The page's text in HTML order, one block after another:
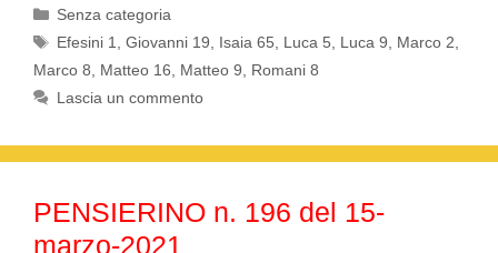
c
e
b
o
o
k
tt
er
ail at
s
p
p
e
gr
m
di
di
Categorie
Senza categoria
Tag
Efesini 1 ,Giovanni 19 Isaia 65 Luca 5 Luca 9 Marco 2
Marco 8
Matteo 16 Matteo 9
Romani 8
Lascia un commento
PENSIERINO n. 196 del 15-
marzo-2021